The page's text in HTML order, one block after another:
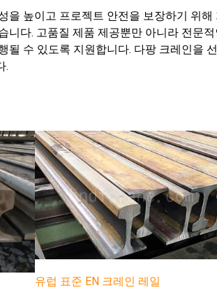
을 높이고 프로젝트 안전을 보장하기 위
니다. 고품질 제품 제공뿐만 아니라 전문
될 수 있도록 지원합니다. 다팡 크레인을
.
유럽 표준 EN 크레인 레일